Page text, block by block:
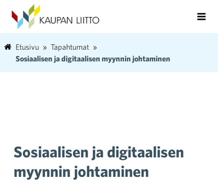
Etusivu
Tapahtumat
Sosiaalisen ja digitaalisen myynnin johtaminen
Sosiaalisen ja digitaalisen
myynnin johtaminen